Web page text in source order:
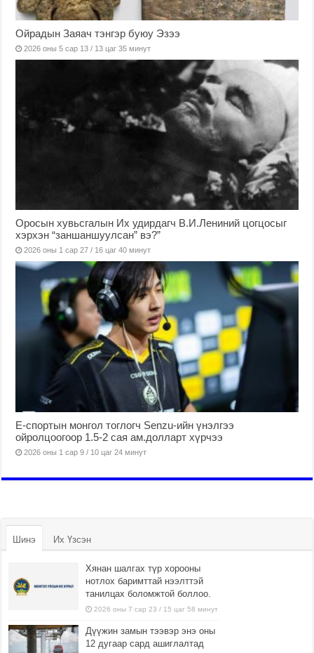
Ойрадын Заяач тэнгэр буюу Эзээ
2026 оны 5 сар 13 / 13 цаг 35 минут
Оросын хувьсгалын Их удирдагч В.И.Лениний цогцосыг
хэрхэн “заншаншуулсан” вэ?”
2026 оны 1 сар 27 / 16 цаг 40 минут
Е-спортын монгол тоглогч Senzu-ийн үнэлгээ
ойролцоогоор 1.5-2 сая ам.долларт хүрчээ
2026 оны 1 сар 9 / 10 цаг 24 минут
Шинэ Их Үзсэн
Хянан шалгах түр хорооны
нотлох баримттай нээлттэй
танилцах боломжтой боллоо.
2026 оны 7 сар 23 / 15 цаг 58 минут
Дүүжин замын тээвэр энэ оны
12 дугаар сард ашиглалтад